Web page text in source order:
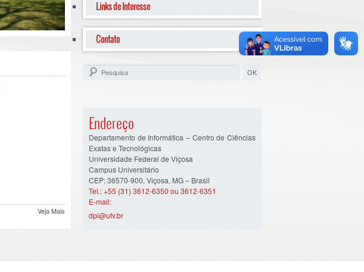
Veja Mais
Links de Interesse
Contato
Endereço
Departamento de Informática – Centro de Ciências
Exatas e Tecnológicas
Universidade Federal de Viçosa
Campus Universitário
CEP: 36570-900, Viçosa, MG – Brasil
Tel.: +55 (31) 3612-6350 ou 3612-6351
E-mail:
dpi@ufv.br